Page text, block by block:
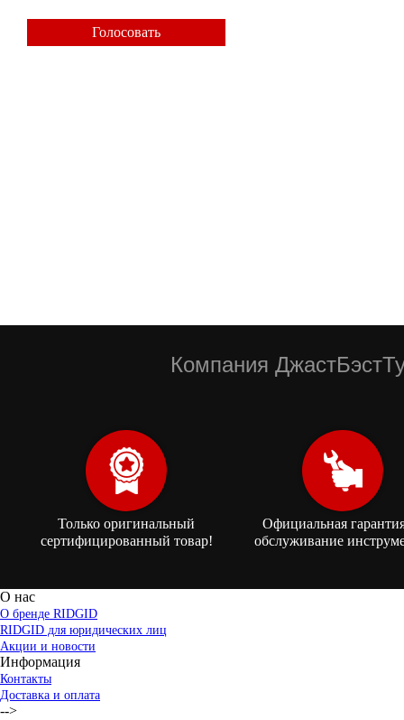
Компания
Только оригинальный
сертифицированный товар!
Официальная
обслуживание
О нас
О бренде RIDGID
RIDGID для юридических лиц
Акции и новости
Информация
Контакты
Доставка и оплата
-->